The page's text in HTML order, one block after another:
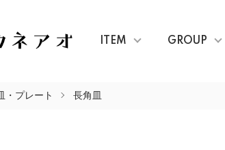
ITEM GROUP
皿・プレート 長角皿